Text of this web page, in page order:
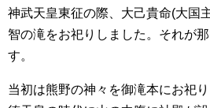
神武天皇東征の際、大己貴命(大国
智の滝をお祀りしました。それが
す。
当初は熊野の神々を御滝本にお祀